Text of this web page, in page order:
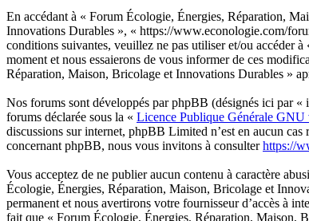
En accédant à « Forum Écologie, Énergies, Réparation,
Innovations Durables », « https://www.econologie.com/
conditions suivantes, veuillez ne pas utiliser et/ou accéder
moment et nous essaierons de vous informer de ces
Réparation, Maison, Bricolage et Innovations Durables »
Nos forums sont développés par phpBB (désignés ici par
forums déclarée sous la « Licence Publique Générale GNU
discussions sur internet, phpBB Limited n’est en aucun
concernant phpBB, nous vous invitons à consulterhttps://
Vous acceptez de ne publier aucun contenu à caractère
Écologie, Énergies, Réparation, Maison, Bricolage et
permanent et nous avertirons votre fournisseur d’accès à
fait que « Forum Écologie, Énergies, Réparation, Maison,